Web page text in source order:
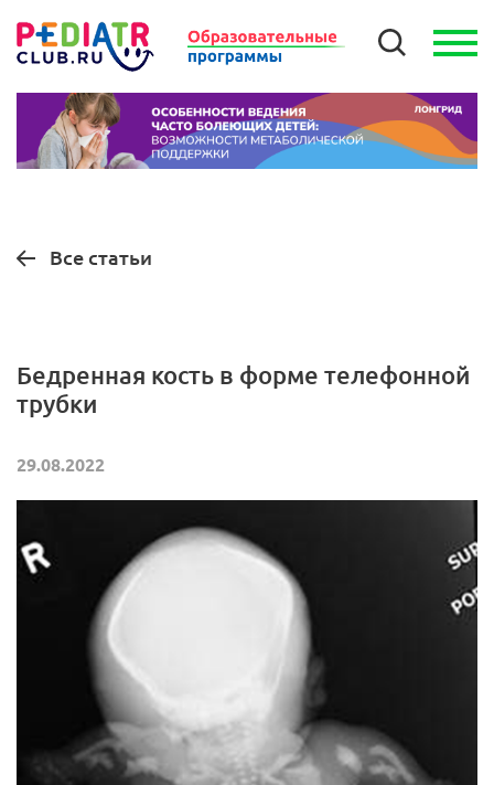
Все статьи
Бедренная кость в форме телефонной
трубки
29.08.2022